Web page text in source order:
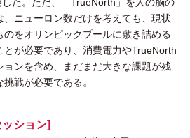
た。ただ、「TrueNorth」を人の脳の
ニューロン数だけを考えても、現状
をオリンピックプールに敷き詰める
が必要であり、消費電力やTrueNorth
ョンを含め、まだまだ大きな課題が残
戦が必要である。
ション]